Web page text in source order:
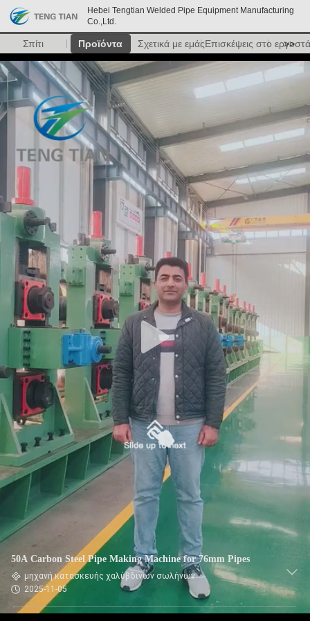
Hebei Tengtian Welded Pipe Equipment Manufacturing
Co.,Ltd.
Σπίτι Προϊόντα Σχετικά με εμάςΕπισκέψεις στο >>
50A Carbon Steel Pipe Making Machine for 76mm Pipes
μηχανή κατασκευής χαλύβδινων σωλήνων
2025-11-05